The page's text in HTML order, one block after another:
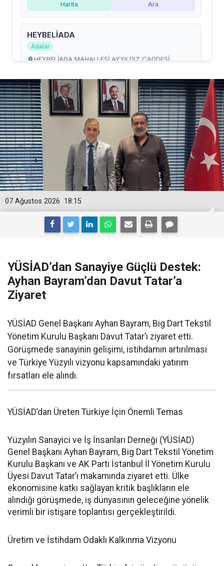
18:15
07 Ağustos 2026
YÜSİAD’dan Sanayiye Güçlü Destek:
Ayhan Bayram’dan Davut Tatar’a
Ziyaret
YÜSİAD Genel Başkanı Ayhan Bayram, Big Dart Tekstil
Yönetim Kurulu Başkanı Davut Tatar’ı ziyaret etti.
Görüşmede sanayinin gelişimi, istihdamın artırılması
ve Türkiye Yüzyılı vizyonu kapsamındaki yatırım
fırsatları ele alındı.
YÜSİAD’dan Üreten Türkiye İçin Önemli Temas
Yüzyılın Sanayici ve İş İnsanları Derneği (YÜSİAD)
Genel Başkanı Ayhan Bayram, Big Dart Tekstil Yönetim
Kurulu Başkanı ve AK Parti İstanbul İl Yönetim Kurulu
Üyesi Davut Tatar’ı makamında ziyaret etti. Ülke
ekonomisine katkı sağlayan kritik başlıkların ele
alındığı görüşmede, iş dünyasının geleceğine yönelik
verimli bir istişare toplantısı gerçekleştirildi.
Üretim ve İstihdam Odaklı Kalkınma Vizyonu